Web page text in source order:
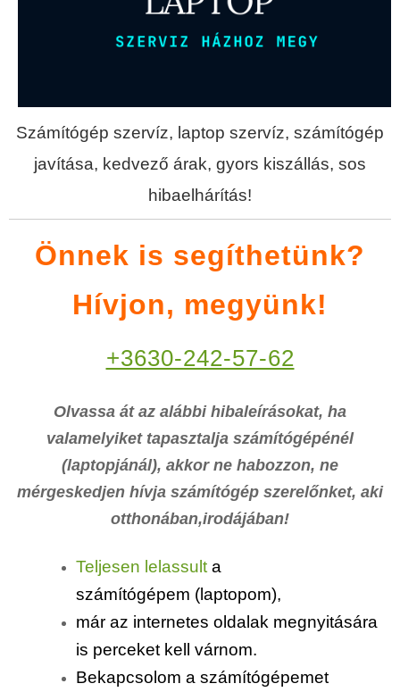
Számítógép szervíz, laptop szervíz, számítógép
javítása, kedvező árak, gyors kiszállás, sos
hibaelhárítás!
Önnek is segíthetünk?
Hívjon, megyünk!
+3630-242-57-62
Olvassa át az alábbi hibaleírásokat, ha
valamelyiket tapasztalja számítógépénél
(laptopjánál), akkor ne habozzon, ne
mérgeskedjen hívja számítógép szerelőnket, aki
otthonában,irodájában!
Teljesen lelassulta
számítógépem (laptopom),
már az internetes oldalak megnyitására
is perceket kell várnom.
Bekapcsolom a számítógépemet